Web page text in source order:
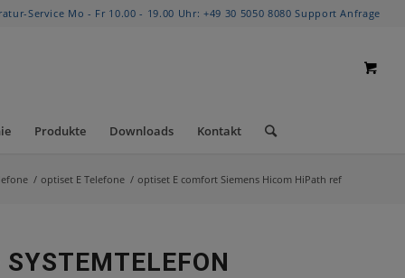
Service Mo - Fr 10.00 - 19.00 Uhr: +49 30 5050 8080 Support Anfrage
Produkte Downloads Kontakt
/ optiset E Telefone / optiset E comfort Siemens Hicom HiPath ref